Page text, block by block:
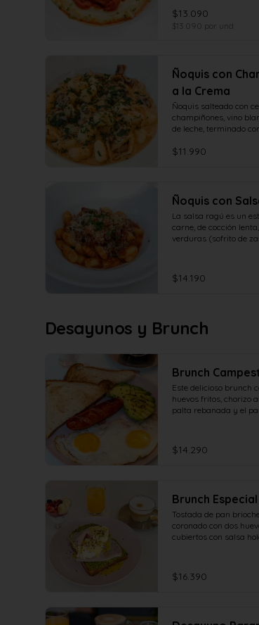
lentamente con vino
de verduras.
$13.090
$13.090 por und
Ñoquis con
a la Crema
Ñoquis salteado con
champiñones, vino
de leche, terminado
$11.990
Ñoquis con
La salsa ragú es un
carne, de cocción
verduras (sofrito de
$14.190
Desayunos y Brunch
Brunch
Este delicioso brunch
huevos fritos, chorizo
palta rebanada y el
(el café puede ser
adicionales) + yogur
$14.290
Brunch
Tostada de pan
coronado con dos
cubiertos con salsa
queso, prosciutto o
café simple o té
$16.390